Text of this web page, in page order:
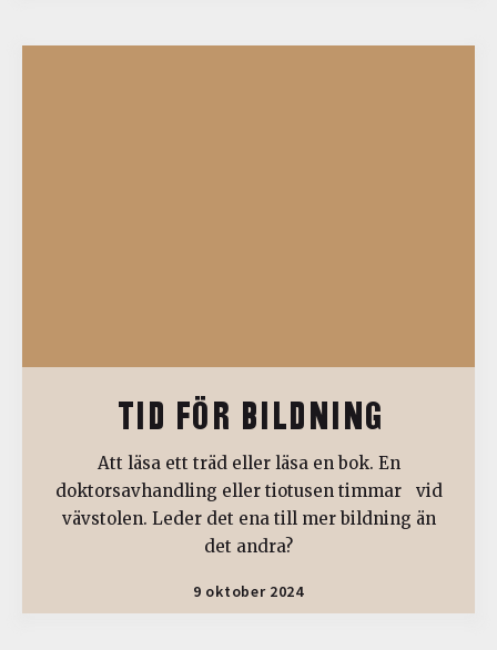
TID FÖR BILDNING
Att läsa ett träd eller läsa en bok. En
doktorsavhandling eller tiotusen timmar vid
vävstolen. Leder det ena till mer bildning än
det andra?
9 oktober 2024